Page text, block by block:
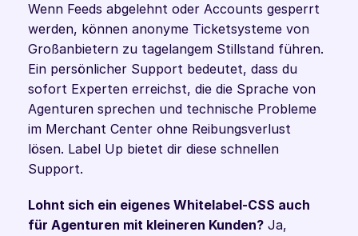
Wenn Feeds abgelehnt oder Accounts gesperrt
werden, können anonyme Ticketsysteme von
Großanbietern zu tagelangem Stillstand führen.
Ein persönlicher Support bedeutet, dass du
sofort Experten erreichst, die die Sprache von
Agenturen sprechen und technische Probleme
im Merchant Center ohne Reibungsverlust
lösen. Label Up bietet dir diese schnellen
Support.
Lohnt sich ein eigenes Whitelabel-CSS auch
für Agenturen mit kleineren Kunden? Ja,